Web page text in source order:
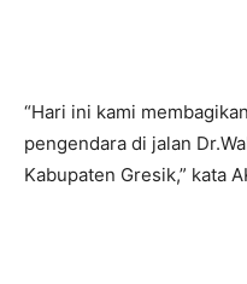
“Hari ini kami
pengendara di jalan
Kabupaten Gresik,” kata